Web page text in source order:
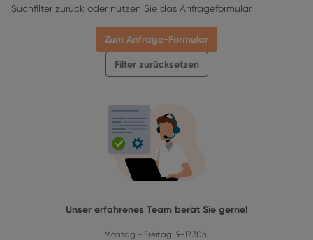
Suchfilter zurück oder nutzen Sie das Anfrageformular.
Filter zurücksetzen
Zum Anfrage-Formular
Unser erfahrenes Team berät Sie gerne!
Montag - Freitag: 9-17.30h.